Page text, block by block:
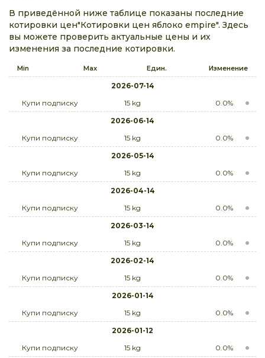
В приведённой ниже таблице показаны последние
котировки цен"Котировки цен яблоко empire". Здесь
вы можете проверить актуальные цены и их
изменения за последние котировки.
Min Max Един. Изменение
2026-07-14
Купи подписку
15 kg
0.0%
2026-06-14
Купи подписку
15 kg
0.0%
2026-05-14
Купи подписку
15 kg
0.0%
2026-04-14
Купи подписку
15 kg
0.0%
2026-03-14
Купи подписку
15 kg
0.0%
2026-02-14
Купи подписку
15 kg
0.0%
2026-01-14
Купи подписку
15 kg
0.0%
2026-01-12
Купи подписку
15 kg
0.0%